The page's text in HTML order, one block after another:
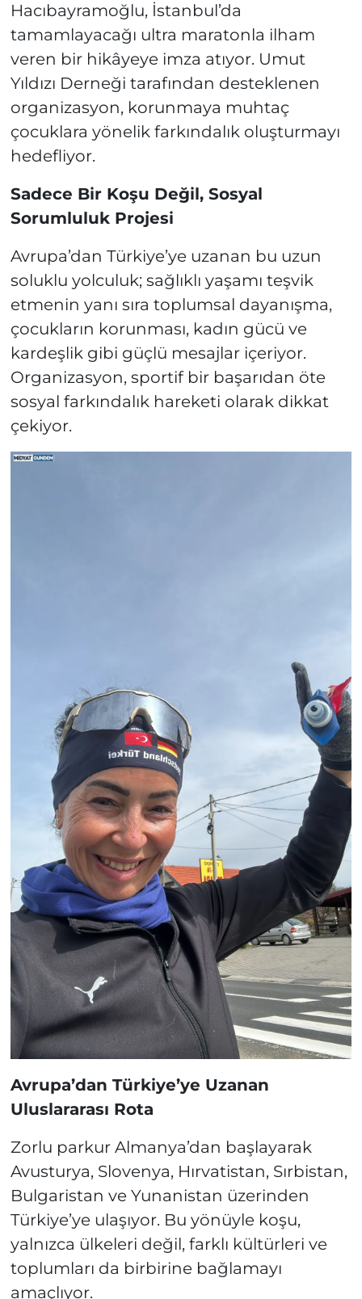
Hacıbayramoğlu, İstanbul’da
tamamlayacağı ultra maratonla ilham
veren bir hikâyeye imza atıyor. Umut
Yıldızı Derneği tarafından desteklenen
organizasyon, korunmaya muhtaç
çocuklara yönelik farkındalık oluşturmayı
hedefliyor.
Sadece Bir Koşu Değil, Sosyal
Sorumluluk Projesi
Avrupa’dan Türkiye’ye uzanan bu uzun
soluklu yolculuk; sağlıklı yaşamı teşvik
etmenin yanı sıra toplumsal dayanışma,
çocukların korunması, kadın gücü ve
kardeşlik gibi güçlü mesajlar içeriyor.
Organizasyon, sportif bir başarıdan öte
sosyal farkındalık hareketi olarak dikkat
çekiyor.
Avrupa’dan Türkiye’ye Uzanan
Uluslararası Rota
Zorlu parkur Almanya’dan başlayarak
Avusturya, Slovenya, Hırvatistan, Sırbistan,
Bulgaristan ve Yunanistan üzerinden
Türkiye’ye ulaşıyor. Bu yönüyle koşu,
yalnızca ülkeleri değil, farklı kültürleri ve
toplumları da birbirine bağlamayı
amaçlıyor.